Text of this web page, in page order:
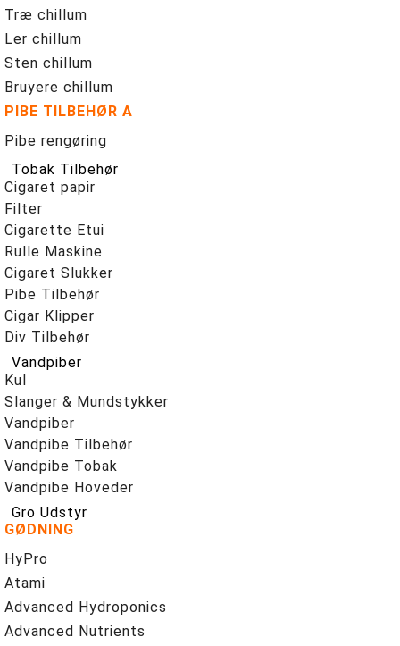
Træ chillum
Ler chillum
Sten chillum
Bruyere chillum
PIBE TILBEHØR A
Pibe rengøring
Tobak Tilbehør
Cigaret papir
Filter
Cigarette Etui
Rulle Maskine
Cigaret Slukker
Pibe Tilbehør
Cigar Klipper
Div Tilbehør
Vandpiber
Kul
Slanger & Mundstykker
Vandpiber
Vandpibe Tilbehør
Vandpibe Tobak
Vandpibe Hoveder
Gro Udstyr
GØDNING
HyPro
Atami
Advanced Hydroponics
Advanced Nutrients